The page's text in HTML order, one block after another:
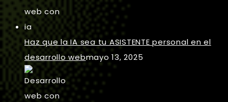
Haz que la IA sea tu ASISTENTE personal en el
desarrollo webmayo 13, 2025